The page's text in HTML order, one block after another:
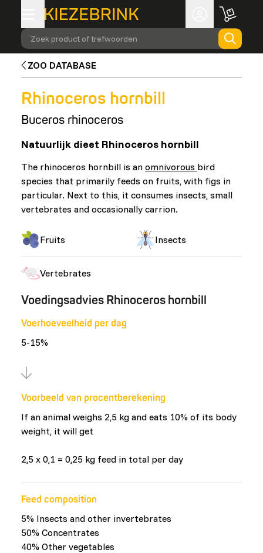
Zoek product of trefwoorden
ZOO DATABASE
Rhinoceros hornbill
Buceros rhinoceros
Natuurlijk dieet Rhinoceros hornbill
The rhinoceros hornbill is an omnivorous bird
species that primarily feeds on fruits, with figs in
particular. Next to this, it consumes insects, small
vertebrates and occasionally carrion.
Fruits Insects
Vertebrates
Voedingsadvies Rhinoceros hornbill
Voerhoeveelheid per dag
5-15%
Voorbeeld van procentberekening
If an animal weighs 2,5 kg and eats 10% of its body
weight, it will get
2,5 x 0,1 = 0,25 kg feed in total per day
Feed composition
5% Insects and other invertebrates
50% Concentrates
40% Other vegetables